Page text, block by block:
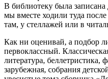
В библиотеку была записана
мы вместе ходили туда
там, у стеллажей или в
Как ни оценивай, а подбор
первоклассный.
литература, беллетристика,
зарубежная, собрания